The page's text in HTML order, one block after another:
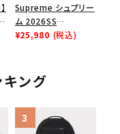
Supreme シュプリー
ム 2026SS
Pigment Coated S
ゴ 6パネル ネイビー
¥25,980 (税込)
ング